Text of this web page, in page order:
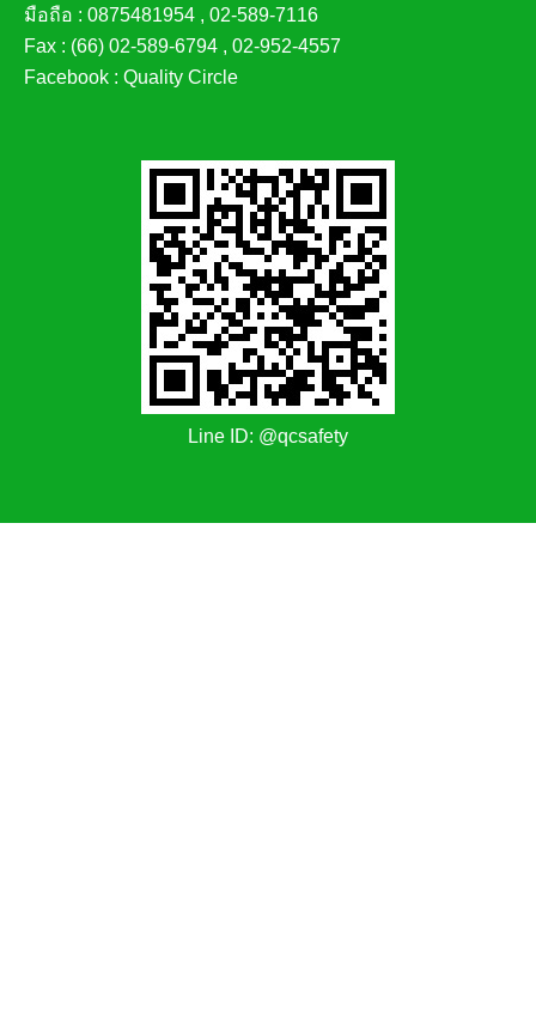
มือถือ : 0875481954 , 02-589-7116
Fax : (66) 02-589-6794 , 02-952-4557
Facebook : Quality Circle
Line ID: @qcsafety